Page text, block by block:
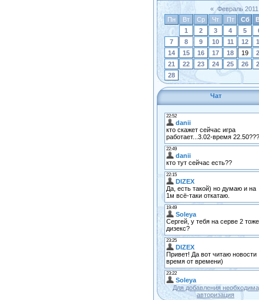
« Февраль 2011
Пн
Вт Ср Чт Пт Сб
1
2 3 4 5
7
8 9 10 11 12
14
15 16 17 18 19
21
22 23 24 25 26
28
Чат
Для добавления необходима
авторизация